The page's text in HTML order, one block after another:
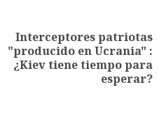
Interceptores patriotas
"producido en Ucrania" :
¿Kiev tiene tiempo para
esperar?